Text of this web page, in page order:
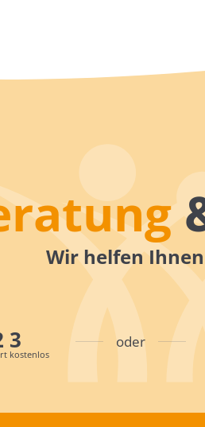
Wir helfen
3
kostenlos
oder